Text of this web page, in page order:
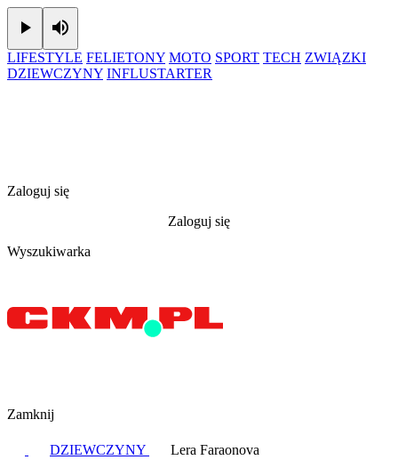
Play
LIFESTYLE FELIETONY MOTO SPORT TECH ZWIĄZKI
DZIEWCZYNY INFLUSTARTER
Zaloguj się
Zaloguj się
Wyszukiwarka
Zamknij
DZIEWCZYNY Lera Faraonova